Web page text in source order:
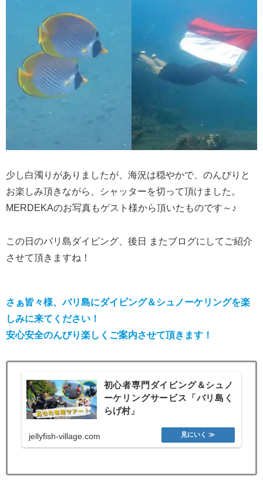
少し白濁りがありましたが、海況は穏やかで、のんびりと
お楽しみ頂きながら、シャッターを切って頂けました。
MERDEKAのお写真もゲスト様から頂いたものです～♪
この日のバリ島ダイビング、後日 またブログにしてご紹介
させて頂きますね！
さぁ皆々様、バリ島にダイビング＆シュノーケリングを楽
しみに来てください！
安心安全のんびり楽しくご案内させて頂きます！
初心者専門ダイビング＆シュノ
ーケリングサービス「バリ島く
らげ村」
jellyfish-village.com